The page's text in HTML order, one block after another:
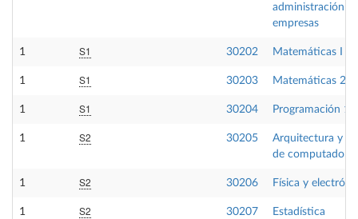
administración
empresas
1 S1 30202 Matemáticas I
1 S1 30203 Matemáticas 2
1 S1 30204 Programación 1
1 S2 30205
Arquitectura y
de
1 S2 30206 Física y
1 S2 30207 Estadística